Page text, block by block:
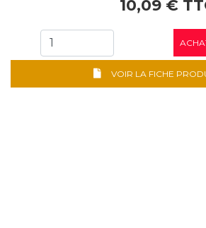
10,09 €
VOIR LA FICHE